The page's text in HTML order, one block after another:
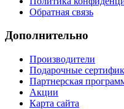
Обратная связь
Дополнительно
Производители
Подарочные
Партнерская
Акции
Карта сайта